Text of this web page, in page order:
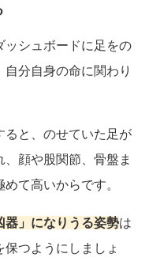
ッシュボードに足をの
分自身の命に関わり
ると、のせていた足が
顔や股関節、骨盤ま
て高いからです。
器」になりうる姿勢は
つようにしましょ